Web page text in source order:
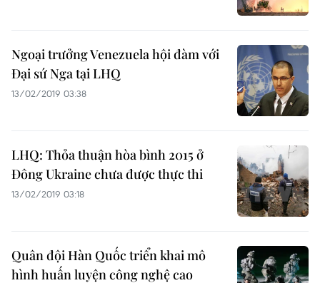
​Ngoại trưởng Venezuela hội đàm với
Đại sứ Nga tại LHQ
13/02/2019 03:38
LHQ: Thỏa thuận hòa bình 2015 ở
Đông Ukraine chưa được thực thi
13/02/2019 03:18
Quân đội Hàn Quốc triển khai mô
hình huấn luyện công nghệ cao